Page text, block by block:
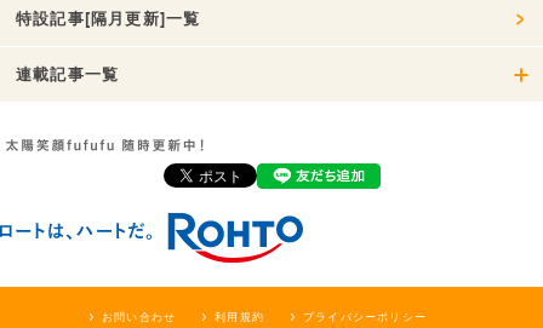
特設記事[隔月更新]一覧
連載記事一覧
お問い合わせ 利用規約 プライバシーポリシー